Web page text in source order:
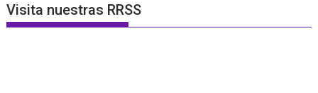
Visita nuestras RRSS